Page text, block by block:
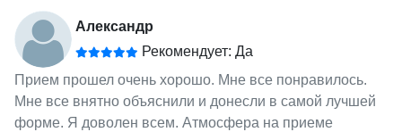
Александр
Рекомендует: Да
Прием прошел очень хорошо. Мне все понравилось.
Мне все внятно объяснили и донесли в самой лучшей
форме. Я доволен всем. Атмосфера на приеме